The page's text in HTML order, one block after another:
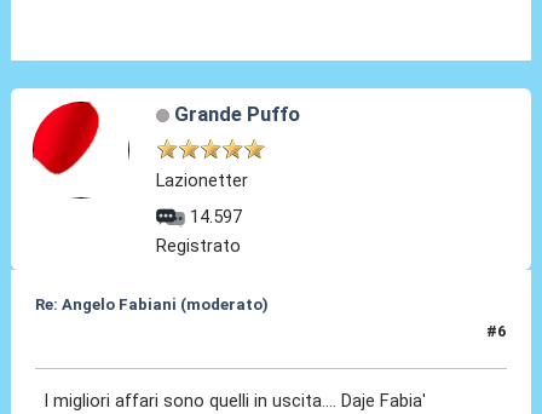
Grande Puffo
Lazionetter
14.597
Registrato
Re: Angelo Fabiani (moderato)
#6
I migliori affari sono quelli in uscita.... Daje Fabia'